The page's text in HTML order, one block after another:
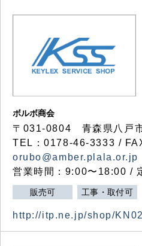
ボルボ商会
〒031-0804 青森県八戸
TEL：0178-46-3333 /
orubo@amber.plala.or.jp
営業時間：9:00〜18:00 /
販売可 工事・取付可
http://itp.ne.jp/shop/